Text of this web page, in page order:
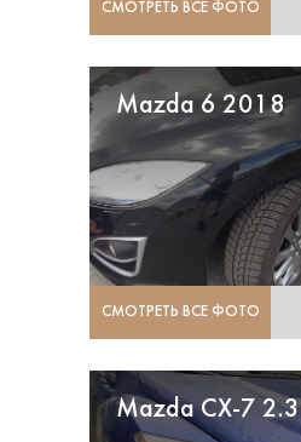
СМОТРЕТЬ ВСЕ ФОТО
Mazda 6 2018
СМОТРЕТЬ ВСЕ ФОТО
Mazda CX-7 2.3